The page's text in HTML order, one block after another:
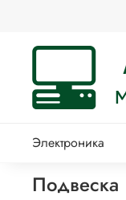
Электроника
Подвеска